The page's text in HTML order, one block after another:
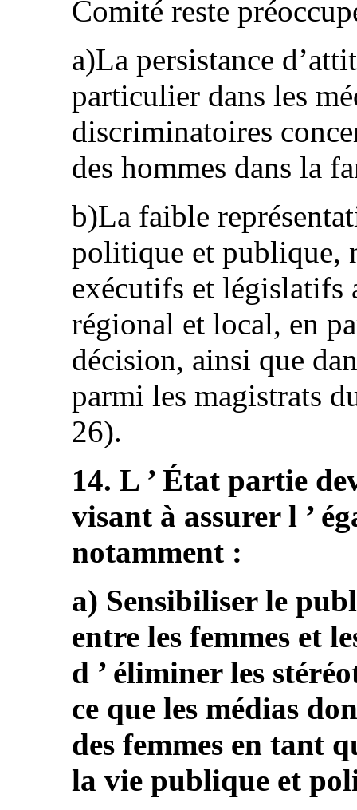
Comité reste
a)La persistance
particulier dans les
discriminatoires
des hommes dans la
b)La faible
politique et publique,
exécutifs et législatifs
régional et local, en
décision, ainsi que
parmi les magistrats
26).
14. L ’ État partie
visant à assurer l ’
notamment :
a) Sensibiliser le
entre les femmes et
d ’ éliminer les
ce que les médias
des femmes en tant
la vie publique et